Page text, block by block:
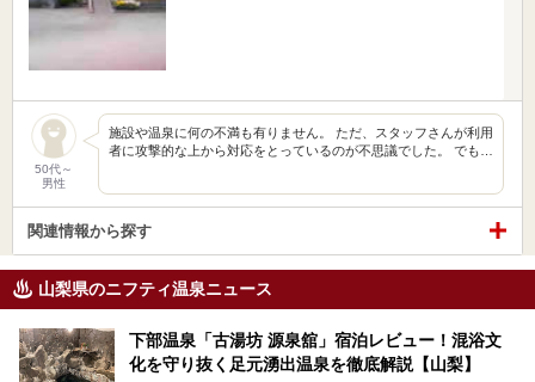
50代～
男性
施設や温泉に何の不満も有りません。 ただ、スタッフさんが利用
者に攻撃的な上から対応をとっているのが不思議でした。 でも…
関連情報から探す
山梨県のニフティ温泉ニュース
下部温泉「古湯坊 源泉舘」宿泊レビュー！混浴文
化を守り抜く足元湧出温泉を徹底解説【山梨】